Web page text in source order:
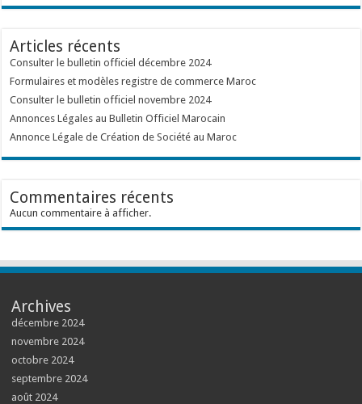
Articles récents
Consulter le bulletin officiel décembre 2024
Formulaires et modèles registre de commerce Maroc
Consulter le bulletin officiel novembre 2024
Annonces Légales au Bulletin Officiel Marocain
Annonce Légale de Création de Société au Maroc
Commentaires récents
Aucun commentaire à afficher.
Archives
décembre 2024
novembre 2024
octobre 2024
septembre 2024
août 2024